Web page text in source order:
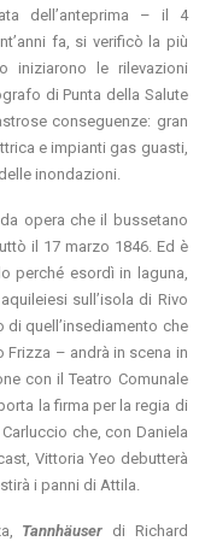
dell’anteprima – il 4
fa, si verificò la più
iniziarono le rilevazioni
di Punta della Salute
conseguenze: gran
e impianti gas guasti,
inondazioni.
opera che il bussetano
il 17 marzo 1846. Ed è
perché esordì in laguna,
sull’isola di Rivo
quell’insediamento che
Frizza – andrà in scena in
con il Teatro Comunale
la firma per la regia di
che, con Daniela
Vittoria Yeo debutterà
i panni di Attila.
Tannhäuser di Richard